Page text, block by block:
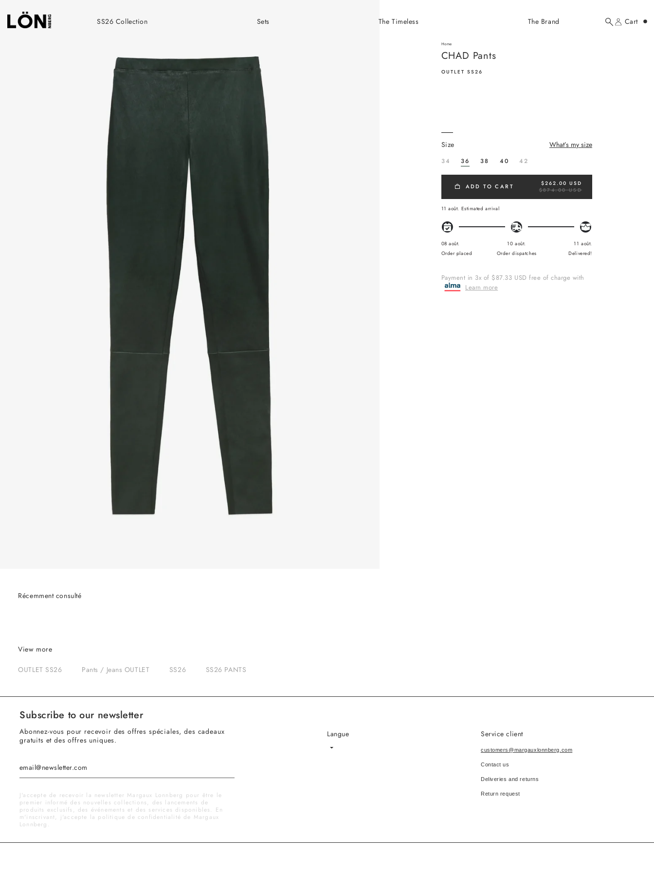
content
SS26 Collection Sets The Timeless The Brand
Search
Account
Cart
Home
CHAD Pants
OUTLET SS26
size What’s my size
34 36 38 40 42
ADD TO CART $262.00 USDRE
G
L
A
R
P
R
I
C
$874.00 USD
11 août. Estimated arrival
08 août.
Order placed
10 août.
Order dispatches
11 août.
Delivered!
Payment in 3x of $87.33 USD free of charge with
Learn more
Récemment consulté
View more
OUTLET SS26 Pants / Jeans OUTLET SS26 SS26 PANTS
Subscribe to our newsletter
Abonnez-vous pour recevoir des offres spéciales, des cadeaux
gratuits et des offres uniques.
J'accepte de recevoir la newsletter Margaux Lonnberg pour être le
premier informé des nouvelles collections, des lancements de
produits exclusifs, des événements et des services disponibles. En
m'inscrivant, j'accepte la politique de confidentialité de Margaux
Lonnberg.
Langue
Language
Service client
customers@margauxlonnberg.com
Contact us
Deliveries and returns
Return request
$262.00 USD
YOUR CART